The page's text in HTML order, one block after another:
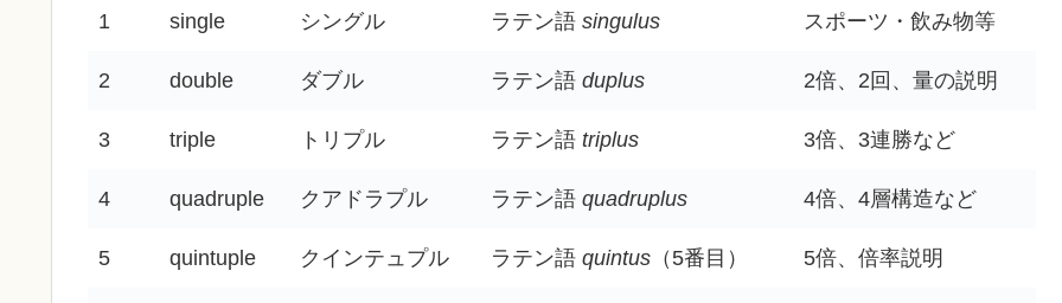
1 single シングル ラテン語 singulus スポーツ・飲み物等
2 double ダブル ラテン語 duplus 2倍、2回、量の説明
3 triple トリプル ラテン語 triplus 3倍、3連勝など
4 quadruple クアドラプル ラテン語 quadruplus 4倍、4層構造など
5 quintuple クインテュプル ラテン語 quintus （5番目） 5倍、倍率説明